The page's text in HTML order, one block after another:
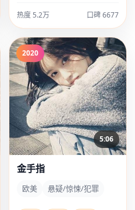
热度 5.2万 口碑 6677
2020
5:06
金手指
欧美 悬疑/惊悚/犯罪